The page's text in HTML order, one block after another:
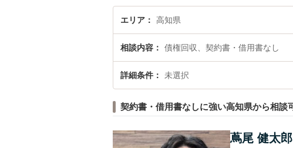
に発生した契約書・借用書なしの債権回収のトラブル
『初回相談無料で契約書・借用書なしの債権回収を法
エリア 高知県
相談内容 債権回収、契約書・借用書なし
詳細条件 未選択
契約書・借用書なしに強い高知県から相談
蔦尾 健太郎